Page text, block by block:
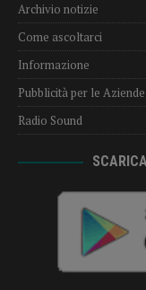
Archivio notizie
Come ascoltarci
Informazione
Pubblicità per le Aziende
Radio Sound